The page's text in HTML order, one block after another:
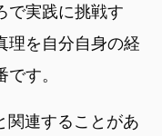
で実践に挑戦す
理を自分自身の経
す。
関連することがあ